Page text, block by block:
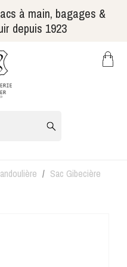
à main, bagages &
depuis 1923
Sac Gibecière